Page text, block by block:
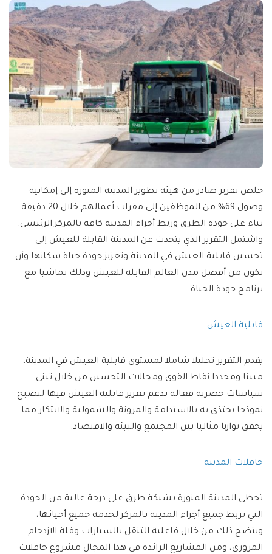
خلص تقرير صادر من هيئة تطوير المدينة المنورة إلى إمكانية
وصول 69% من الموظفين إلى مقرات أعمالهم خلال 20 دقيقة
بناء على جودة الطرق وربط أجزاء المدينة كافة بالمركز الرئيسي.
واشتمل التقرير الذي يتحدث عن المدينة القابلة للعيش إلى
تحسين قابلية العيش في المدينة وتعزيز جودة حياة سكانها وأن
تكون من أفضل مدن العالم القابلة للعيش وذلك تماشيا مع
برنامج جودة الحياة.
قابلية العيش
يقدم التقرير تحليلا شاملا لمستوى قابلية العيش في المدينة،
مبينا ومحددا نقاط القوى ومجالات التحسين من خلال تبني
سياسات حضرية فعالة تدعم تعزيز قابلية العيش فيها لتصبح
نموذجا يحتذى به بالاستدامة والمرونة والشمولية والابتكار مما
يحقق توازنا مثاليا بين المجتمع والبيئة والاقتصاد.
حافلات المدينة
تحظى المدينة المنورة بشبكة طرق على درجة عالية من الجودة
التي تربط جميع أجزاء المدينة بالمركز لخدمة جميع أحيائها،
ويتضح ذلك من خلال فاعلية التنقل بالسيارات وقلة الازدحام
المروري، ومن المشاريع الرائدة في هذا المجال مشروع حافلات